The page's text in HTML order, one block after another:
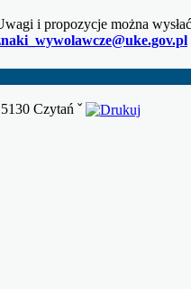
i propozycje można
Czytań ˇ